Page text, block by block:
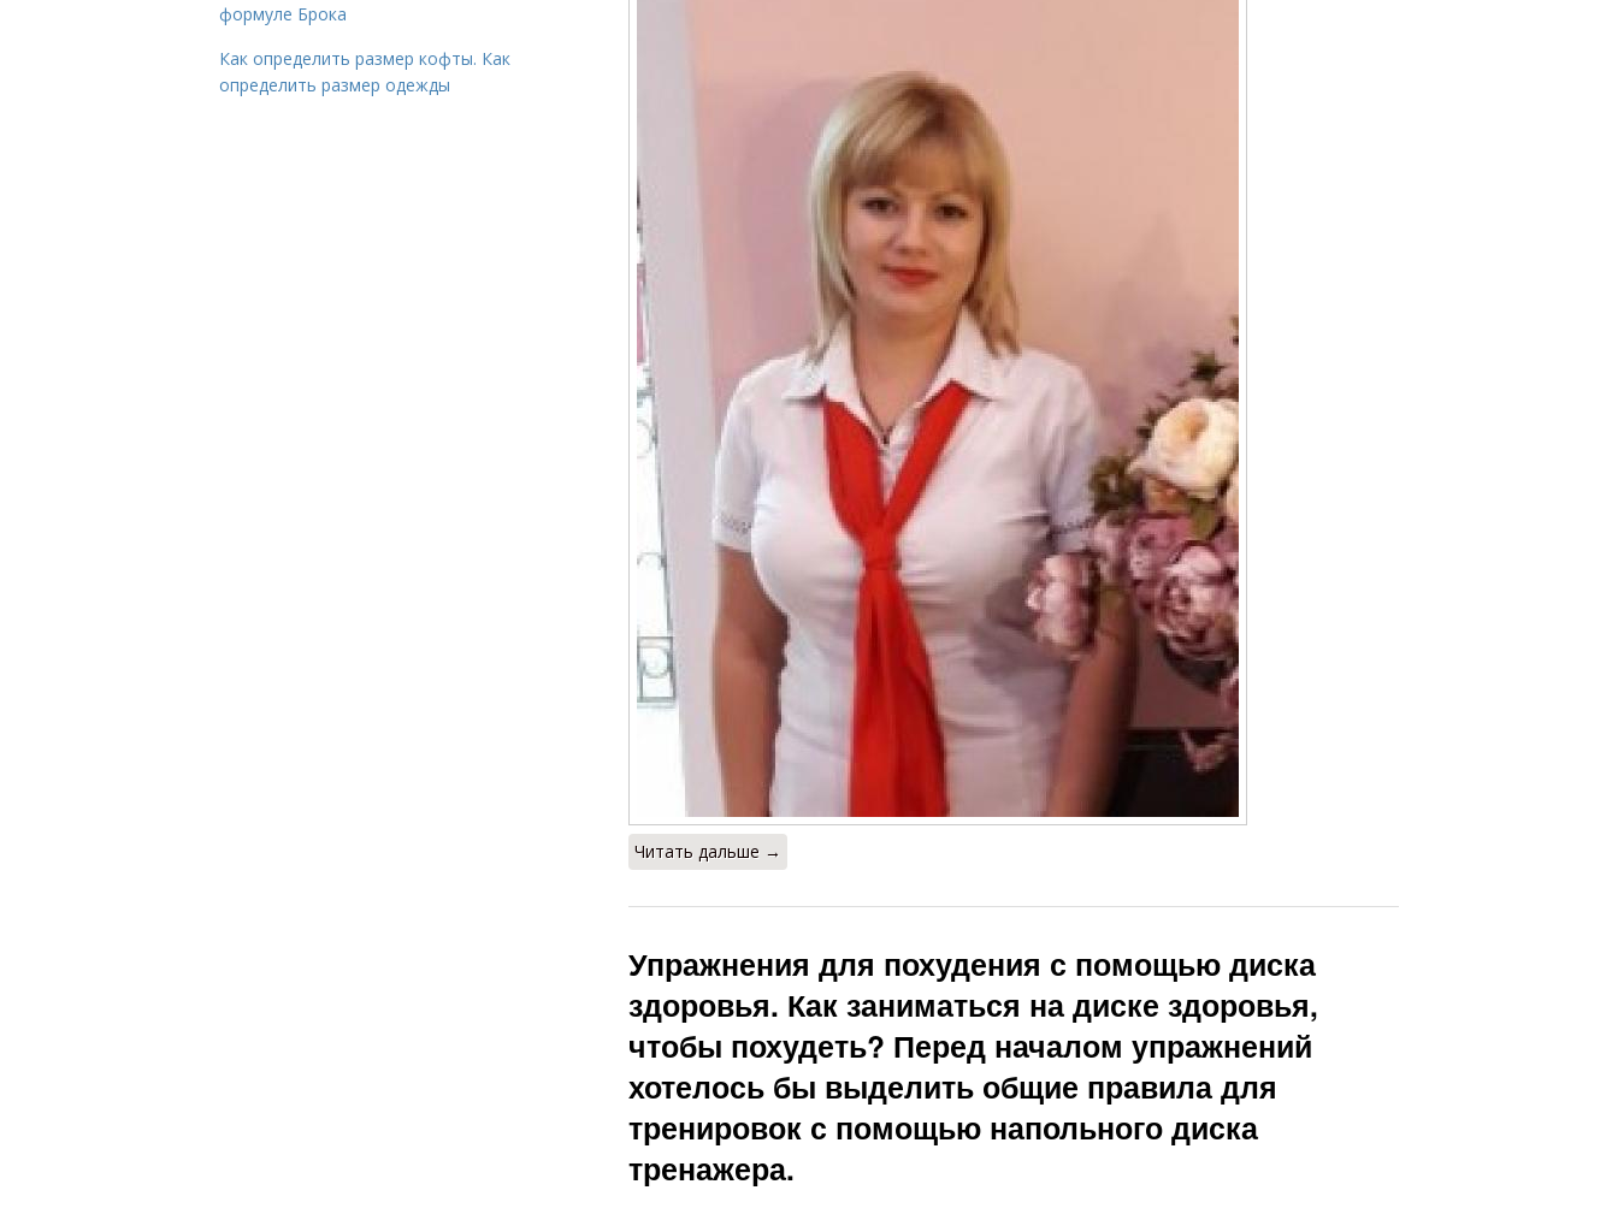
Читать дальше →
Упражнения для похудения с помощью диска
здоровья. Как заниматься на диске здоровья,
чтобы похудеть? Перед началом упражнений
хотелось бы выделить общие правила для
тренировок с помощью напольного диска
тренажера.
формуле Брока
Как определить размер кофты. Как
определить размер одежды